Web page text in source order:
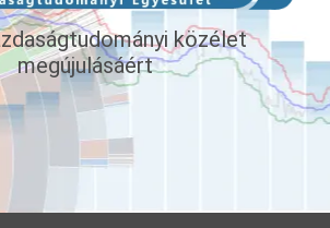
közélet
megújulásáért